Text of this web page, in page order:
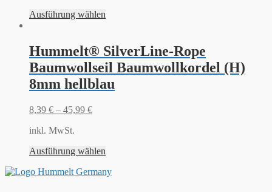
Ausführung wählen
Hummelt® SilverLine-Rope
Baumwollseil Baumwollkordel (H)
8mm hellblau
8,39 € – 45,99 €
inkl. MwSt.
Ausführung wählen